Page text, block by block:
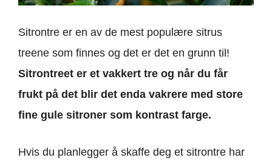
Sitrontre er en av de mest populære sitrus
treene som finnes og det er det en grunn til!
Sitrontreet er et vakkert tre og når du får
frukt på det blir det enda vakrere med store
fine gule sitroner som kontrast farge.
Hvis du planlegger å skaffe deg et sitrontre har